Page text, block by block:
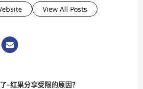
View All Posts
-红果分享受限的原因？